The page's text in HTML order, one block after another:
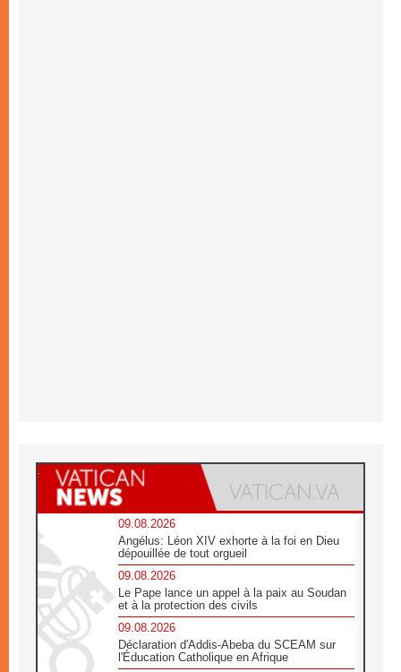
09.08.2026
Angélus: Léon XIV exhorte à la foi en Dieu
dépouillée de tout orgueil
09.08.2026
Le Pape lance un appel à la paix au Soudan
et à la protection des civils
09.08.2026
Déclaration d'Addis-Abeba du SCEAM sur
l'Éducation Catholique en Afrique